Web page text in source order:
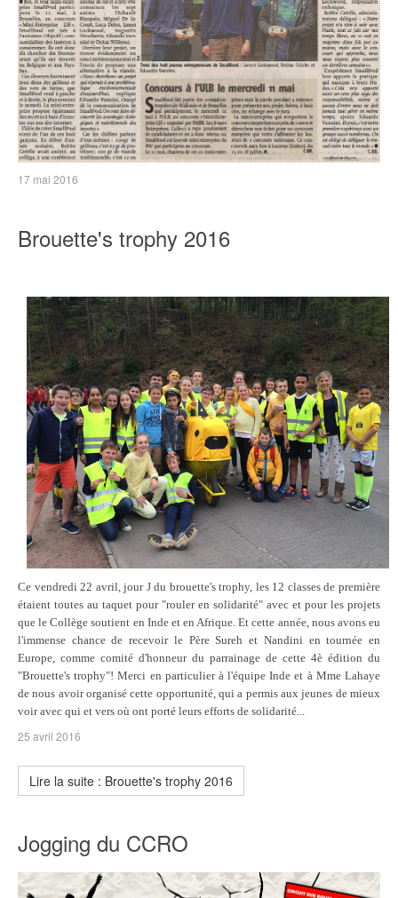
17 mai 2016
Brouette's trophy 2016
Ce vendredi 22 avril, jour J du brouette's trophy, les 12 classes de première
étaient toutes au taquet pour "rouler en solidarité" avec et pour les projets
que le Collège soutient en Inde et en Afrique. Et cette année, nous avons eu
l'immense chance de recevoir le Père Sureh et Nandini en tournée en
Europe, comme comité d'honneur du parrainage de cette 4è édition du
"Brouette's trophy"! Merci en particulier à l'équipe Inde et à Mme Lahaye
de nous avoir organisé cette opportunité, qui a permis aux jeunes de mieux
voir avec qui et vers où ont porté leurs efforts de solidarité...
25 avril 2016
Lire la suite : Brouette's trophy 2016
Jogging du CCRO